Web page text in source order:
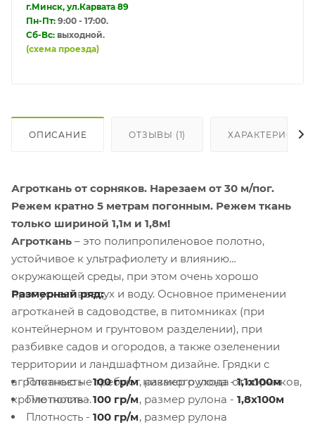
г.Минск, ул.Карвата 89
Пн-Пт: 9:00 - 17:00.
Сб-Вс: выходной.
(схема проезда)
ОПИСАНИЕ ОТЗЫВЫ (1)
Агроткань от сорняков. Нарезаем от 30 м/пог.
Режем кратно 5 метрам погонным. Режем ткань
только шириной 1,1м и 1,8м!
Агроткань – это полипропиленовое полотно,
устойчивое к ультрафиолету и влиянию
окружающей среды, при этом очень хорошо
пропускает воздух и воду. Основное применении
агротканей в садоводстве, в питомниках (при
контейнерном и грунтовом разделении), при
разбивке садов и огородов, а также озеленении
территории и ландшафтном дизайне. Грядки с
агротканью не требуют никакого ухода от сорняков,
кроме полива.
Размерный ряд:
Плотность -100 гр/м, размер рулона -1,1х100м
Плотность -100 гр/м, размер рулона - 1,8х100м
Плотность - 100 гр/м, размер рулона